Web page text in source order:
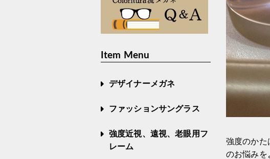
強度のかた
のお悩みを
Item Menu
デザイナーメガネ
ファッションサングラス
強度近視、遠視、老眼用フ
レーム